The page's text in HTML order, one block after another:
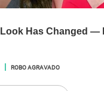
ROBO AGRAVADO